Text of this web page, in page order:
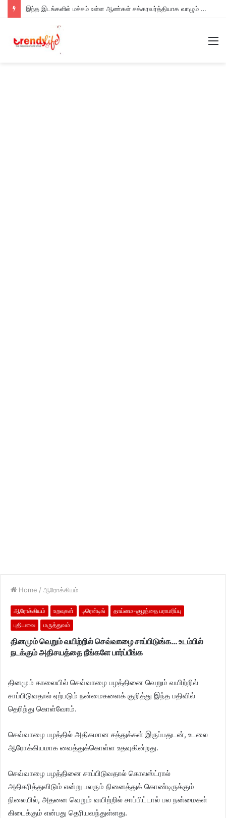
இந்த இடங்களில் மச்சம் உள்ள ஆண்கள் சக்கரவர்த்தியாக வாழும் அதிர்ஷ்டம் உள்ளவர்களாம் – உங்களுக்கு இருக்கா?
Home / ஆரோக்கியம்
ஆரோக்கியம் உறவுகள் டிரென்டிங்
தாய்மை-குழந்தை பராமரிப்பு
புதியவை
மருத்துவம்
தினமும் வெறும் வயிற்றில் செவ்வாழை சாப்பிடுங்க… உடம்பில்
நடக்கும் அதிசயத்தை நீங்களே பார்ப்பீங்க
தினமும் காலையில் செவ்வாழை பழத்தினை வெறும் வயிற்றில்
சாப்பிடுவதால் ஏற்படும் நன்மைகளைக் குறித்து இந்த பதிவில்
தெரிந்து கொள்வோம்.
செவ்வாழை பழத்தில் அதிகமான சத்துக்கள் இருப்பதுடன், உடலை
ஆரோக்கியமாக வைத்துக்கொள்ள உதவுகின்றது.
செவ்வாழை பழத்தினை சாப்பிடுவதால் கொலஸ்ட்ரால்
அதிகரித்துவிடும் என்று பலரும் நினைத்துக் கொண்டிருக்கும்
நிலையில், அதனை வெறும் வயிற்றில் சாப்பிட்டால் பல நன்மைகள்
கிடைக்கும் என்பது தெரியவந்துள்ளது.